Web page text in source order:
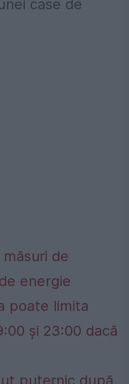
case de
de
energie
poate limita
și 23:00 dacă
puternic după